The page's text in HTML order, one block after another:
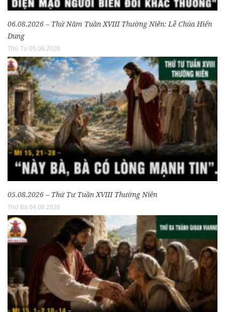
06.08.2026 – Thứ Năm Tuần XVIII Thường Niên: Lễ Chúa Hiển
Dung
Thứ Tư 05.08.2026
05.08.2026 – Thứ Tư Tuần XVIII Thường Niên
Thứ Ba 04.08.2026